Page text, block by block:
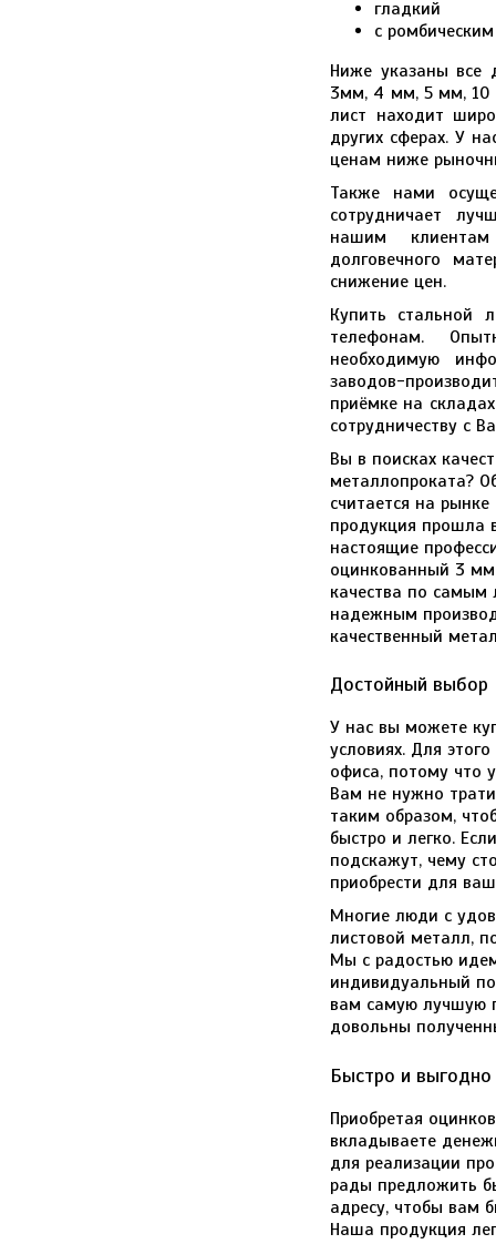
гладкий
с
Ниже указаны все
3мм, 4 мм, 5 мм, 10
лист находит
других сферах. У
ценам ниже
Также нами
сотрудничает
нашим клиентам
долговечного
снижение цен.
Купить стальной
телефонам.
необходимую
заводов-
приёмке на
сотрудничеству с
Вы в поисках
металлопроката?
считается на
продукция прошла
настоящие
оцинкованный 3
качества по самым
надежным
качественный
Достойный выбор
У нас вы можете
условиях. Для
офиса, потому что
Вам не нужно
таким образом,
быстро и легко.
подскажут, чему
приобрести для
Многие люди с
листовой металл,
Мы с радостью
индивидуальный
вам самую лучшую
довольны
Быстро и выгодно
Приобретая
вкладываете
для реализации
рады предложить
адресу, чтобы вам
Наша продукция